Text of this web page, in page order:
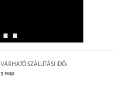
VÁRHATÓ SZÁLLÍTÁSI IDŐ:
3 nap